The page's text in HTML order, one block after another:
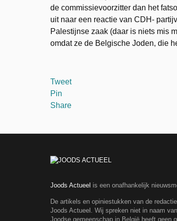
de commissievoorzitter dan het
uit naar een reactie van CDH-
Palestijnse zaak (daar is niets mis
omdat ze de Belgische Joden, die
Tweet
Pin
Share
Joods Actueel is een onafhankelijk
De artikels en opiniestukken van de
Joods Actueel. Wij spreken niet in naam
Joodse gemeenschap in België heeft geen